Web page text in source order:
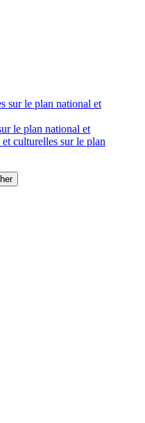
le plan national et
culturelles sur le plan
N°0134/HAAC/12-